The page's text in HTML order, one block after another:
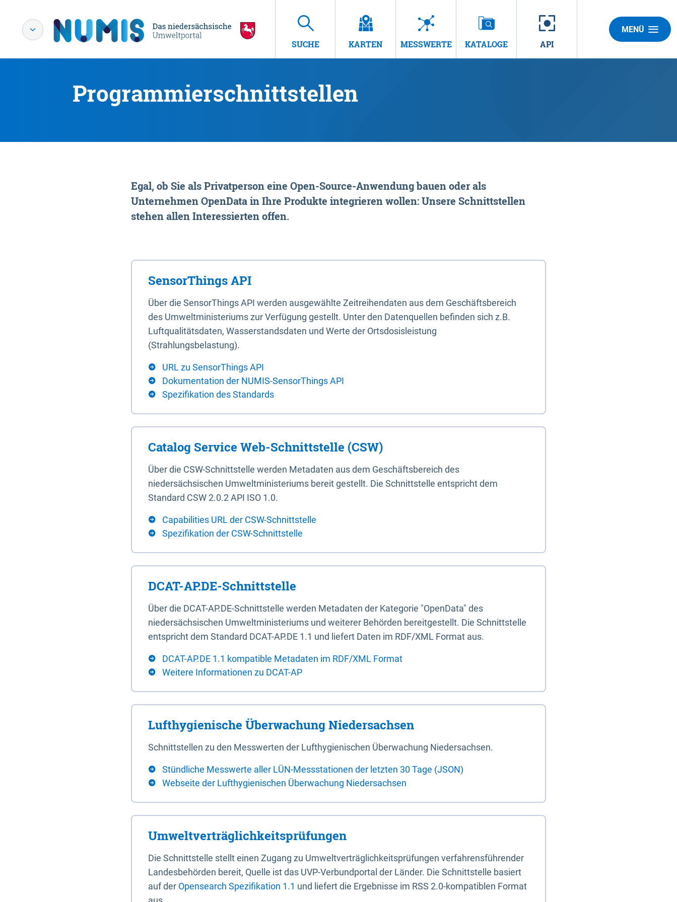
SUCHE KARTEN MESSWERTE KATALOGE API
MENÜ
Programmierschnittstellen
Egal, ob Sie als Privatperson eine Open-Source-Anwendung bauen oder als
Unternehmen OpenData in Ihre Produkte integrieren wollen: Unsere Schnittstellen
stehen allen Interessierten offen.
SensorThings API
Über die SensorThings API werden ausgewählte Zeitreihendaten aus dem Geschäftsbereich
des Umweltministeriums zur Verfügung gestellt. Unter den Datenquellen befinden sich z.B.
Luftqualitätsdaten, Wasserstandsdaten und Werte der Ortsdosisleistung
(Strahlungsbelastung).
URL zu SensorThings API
Dokumentation der NUMIS-SensorThings API
Spezifikation des Standards
Catalog Service Web-Schnittstelle (CSW)
Über die CSW-Schnittstelle werden Metadaten aus dem Geschäftsbereich des
niedersächsischen Umweltministeriums bereit gestellt. Die Schnittstelle entspricht dem
Standard CSW 2.0.2 API ISO 1.0.
Capabilities URL der CSW-Schnittstelle
Spezifikation der CSW-Schnittstelle
DCAT-AP.DE-Schnittstelle
Über die DCAT-AP.DE-Schnittstelle werden Metadaten der Kategorie "OpenData" des
niedersächsischen Umweltministeriums und weiterer Behörden bereitgestellt. Die Schnittstelle
entspricht dem Standard DCAT-AP.DE 1.1 und liefert Daten im RDF/XML Format aus.
DCAT-AP.DE 1.1 kompatible Metadaten im RDF/XML Format
Weitere Informationen zu DCAT-AP
Lufthygienische Überwachung Niedersachsen
Schnittstellen zu den Messwerten der Lufthygienischen Überwachung Niedersachsen.
Stündliche Messwerte aller LÜN-Messstationen der letzten 30 Tage (JSON)
Webseite der Lufthygienischen Überwachung Niedersachsen
Umweltverträglichkeitsprüfungen
Die Schnittstelle stellt einen Zugang zu Umweltverträglichkeitsprüfungen verfahrensführender
Landesbehörden bereit, Quelle ist das UVP-Verbundportal der Länder. Die Schnittstelle basiert
auf der Opensearch Spezifikation 1.1 und liefert die Ergebnisse im RSS 2.0-kompatiblen Format